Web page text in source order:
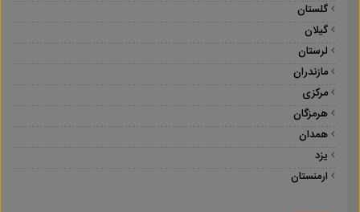
گلستان
گیلان
لرستان
مازندران
مرکزی
هرمزگان
همدان
یزد
ارمنستان